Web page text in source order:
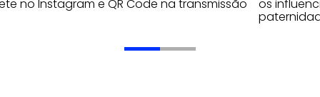
no Instagram e QR Code na transmissão os